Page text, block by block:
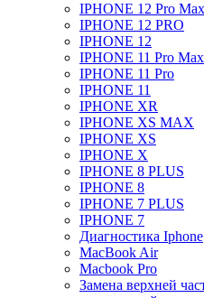
IPHONE 12 Pro Max
IPHONE 12 PRO
IPHONE 12
IPHONE 11 Pro Max
IPHONE 11 Pro
IPHONE 11
IPHONE XR
IPHONE XS MAX
IPHONE XS
IPHONE X
IPHONE 8 PLUS
IPHONE 8
IPHONE 7 PLUS
IPHONE 7
Диагностика Iphone
MacBook Air
Macbook Pro
Замена верхней